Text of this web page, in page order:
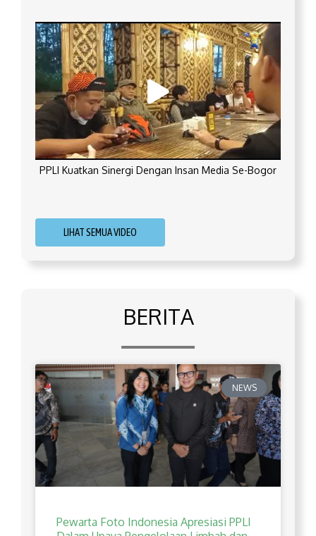
PPLI Kuatkan Sinergi Dengan Insan Media Se-Bogor
LIHAT SEMUA VIDEO
BERITA
NEWS
Pewarta Foto Indonesia Apresiasi PPLI